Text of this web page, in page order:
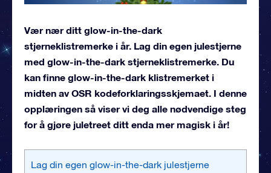
Vær nær ditt glow-in-the-dark
stjerneklistremerke i år. Lag din egen julestjerne
med glow-in-the-dark stjerneklistremerke. Du
kan finne glow-in-the-dark klistremerket i
midten av OSR kodeforklaringsskjemaet. I denne
opplæringen så viser vi deg alle nødvendige steg
for å gjøre juletreet ditt enda mer magisk i år!
Lag din egen glow-in-the-dark julestjerne